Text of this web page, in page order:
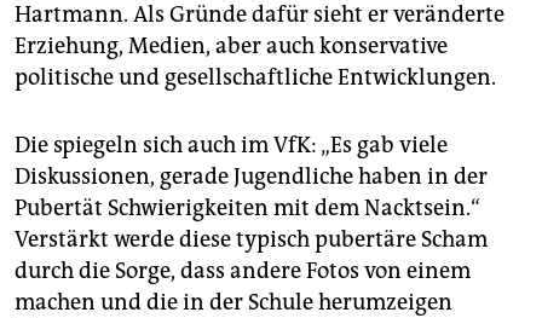
Hartmann. Als Gründe dafür sieht er veränderte
Erziehung, Medien, aber auch konservative
politische und gesellschaftliche Entwicklungen.
Die spiegeln sich auch im VfK: „Es gab viele
Diskussionen, gerade Jugendliche haben in der
Pubertät Schwierigkeiten mit dem Nacktsein.“
Verstärkt werde diese typisch pubertäre Scham
durch die Sorge, dass andere Fotos von einem
machen und die in der Schule herumzeigen